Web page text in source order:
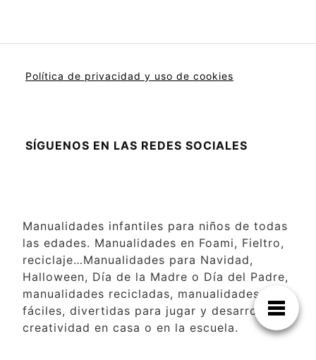
Política de privacidad y uso de cookies
SÍGUENOS EN LAS REDES SOCIALES
Manualidades infantiles para niños de todas
las edades. Manualidades en Foami, Fieltro,
reciclaje…Manualidades para Navidad,
Halloween, Día de la Madre o Día del Padre,
manualidades recicladas, manualidades
fáciles, divertidas para jugar y desarrollar la
creatividad en casa o en la escuela.